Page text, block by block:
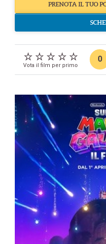
PRENOTA IL TUO
Vota il film per primo
0